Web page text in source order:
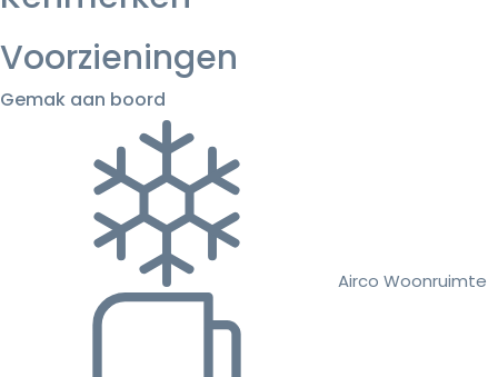
Voorzieningen
Gemak aan boord
Airco Woonruimte